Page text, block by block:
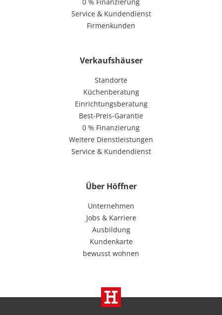
Service & Kundendienst
Firmenkunden
Verkaufshäuser
Standorte
Küchenberatung
Einrichtungsberatung
Best-Preis-Garantie
0 % Finanzierung
Weitere Dienstleistungen
Service & Kundendienst
Über Höffner
Unternehmen
Jobs & Karriere
Ausbildung
Kundenkarte
bewusst wohnen